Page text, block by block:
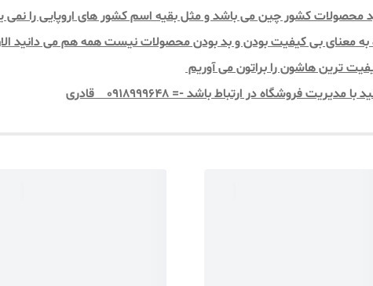
کشور چین می باشد و مثل بقیه اسم کشور های اروپایی را نمی
ترین هاشون را براتون می آوریم
فروشگاه در ارتباط باشد -= 0918999648 قادری